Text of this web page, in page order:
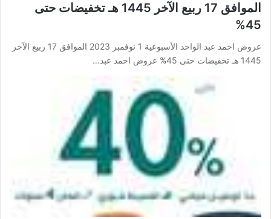
الموافق 17 ربيع الآخر 1445 هـ تخفيضات حتى
45%
عروض احمد عبد الواحد الأسبوعية 1 نوفمبر 2023 الموافق 17 ربيع الآخر
1445 هـ تخفيضات حتى 45% عروض احمد عبد…